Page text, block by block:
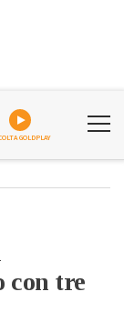
GOLDPLAY
con tre